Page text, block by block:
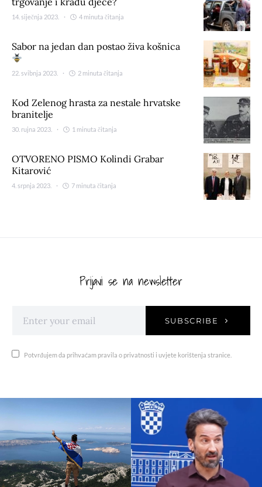
14. siječnja 2023. 4 minuta čitanja
Sabor na jedan dan postao živa košnica
22. svibnja 2023. 2 minuta čitanja
Kod Zelenog hrasta za nestale hrvatske
branitelje
30. rujna 2023. 1 minuta čitanja
OTVORENO PISMO Kolindi Grabar
Kitarović
4. srpnja 2023. 7 minuta čitanja
Prijavi se na newsletter
SUBSCRIBE
Potvrđujem da prihvaćam pravila o privatnosti i uvjete korištenja stranice.